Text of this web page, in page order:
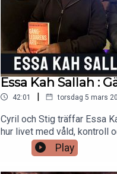
Essa Kah Sallah :
42:01 | torsdag 5 mars
Cyril och Stig träffar Essa
hur livet med våld, kontroll
när man varit långt inne i
skam, rädsla och
Play